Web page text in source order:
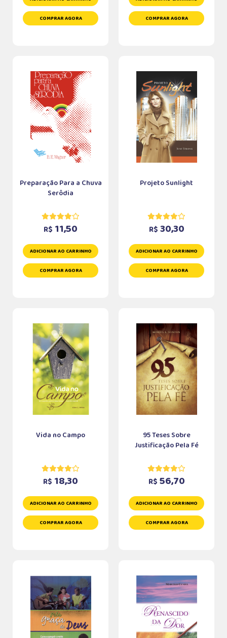
COMPRAR AGORA COMPRAR AGORA
Preparação Para a Chuva
Serôdia
R$ 11,50
ADICIONAR AO CARRINHO
COMPRAR AGORA
Projeto Sunlight
R$ 30,30
ADICIONAR AO CARRINHO
COMPRAR AGORA
Vida no Campo
R$ 18,30
ADICIONAR AO CARRINHO
COMPRAR AGORA
95 Teses Sobre
Justificação Pela Fé
R$ 56,70
ADICIONAR AO CARRINHO
COMPRAR AGORA